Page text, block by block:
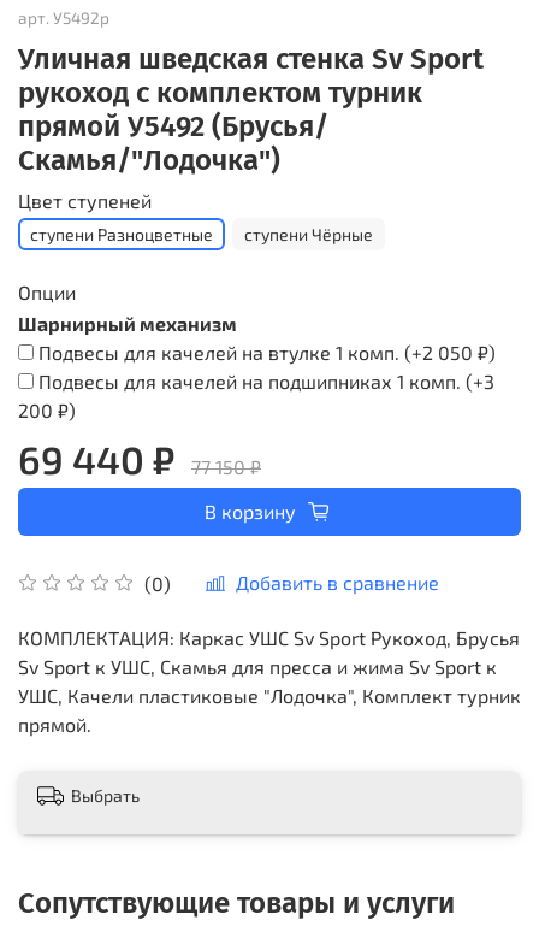
арт. У5492р
Уличная шведская стенка Sv Sport
рукоход с комплектом турник
прямой У5492 (Брусья/
Скамья/"Лодочка")
(0) Добавить в сравнение
Цвет ступеней
ступени Разноцветные ступени Чёрные
Опции
Шарнирный механизм
Подвесы для качелей на втулке 1 комп. (+2 050 ₽)
Подвесы для качелей на подшипниках 1 комп. (+3
200 ₽)
69 440 ₽
77 150 ₽
В корзину
КОМПЛЕКТАЦИЯ: Каркас УШС Sv Sport Рукоход, Брусья
Sv Sport к УШС, Скамья для пресса и жима Sv Sport к
УШС, Качели пластиковые "Лодочка", Комплект турник
прямой.
Выбрать
Сопутствующие товары и услуги